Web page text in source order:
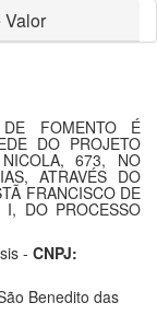
Valor
FOMENTO É
DO PROJETO
673, NO
ATRAVÉS DO
FRANCISCO DE
I, DO PROCESSO
- CNPJ:
Benedito das